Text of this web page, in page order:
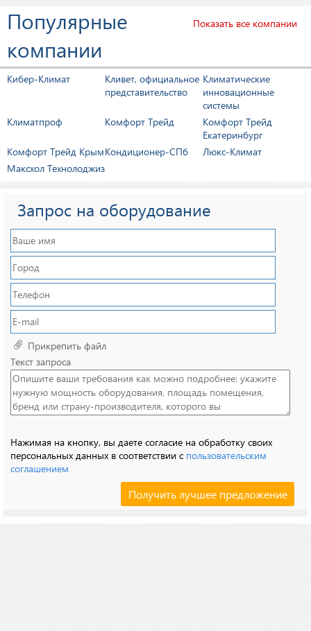
Насосные станции
Термомаш НС-NM
32/12АЕ
кондиционер Ballu
09H
Показать все компании
Популярные
компании
Кибер-Климат
Кливет, официальное
представительство
Климатические
инновационные
системы
Климатпроф
Комфорт Трейд
Комфорт Трейд
Екатеринбург
Комфорт Трейд КрымКондиционер-СПб
Люкс-Климат
Максхол Технолоджиз
Запрос на оборудование
Прикрепить файл
Текст запроса
Нажимая на кнопку, вы даете согласие на обработку своих
персональных данных в соответствии с пользовательским
соглашением